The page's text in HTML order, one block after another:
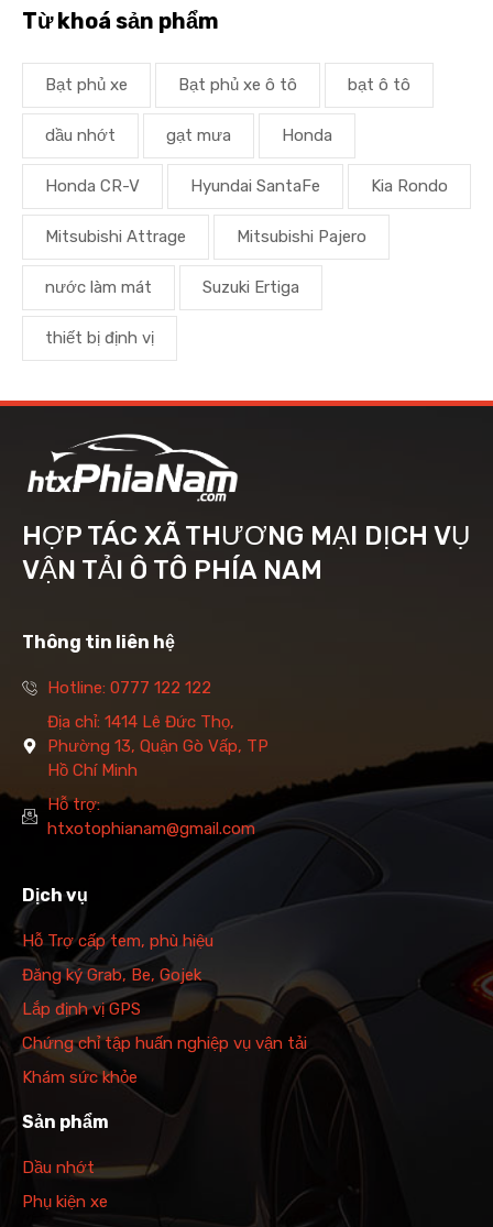
Từ khoá sản phẩm
Bạt phủ xe Bạt phủ xe ô tô bạt ô tô
dầu nhớt gạt mưa Honda
Honda CR-V Hyundai SantaFe Kia Rondo
Mitsubishi Attrage Mitsubishi Pajero
nước làm mát Suzuki Ertiga
thiết bị định vị
HỢP TÁC XÃ THƯƠNG MẠI DỊCH VỤ
VẬN TẢI Ô TÔ PHÍA NAM
Thông tin liên hệ
Hotline: 0777 122 122
Địa chỉ: 1414 Lê Đức Thọ,
Phường 13, Quận Gò Vấp, TP
Hồ Chí Minh
Hỗ trợ:
htxotophianam@gmail.com
Dịch vụ
Hỗ Trợ cấp tem, phù hiệu
Đăng ký Grab, Be, Gojek
Lắp định vị GPS
Chứng chỉ tập huấn nghiệp vụ vận tải
Khám sức khỏe
Sản phẩm
Dầu nhớt
Phụ kiện xe